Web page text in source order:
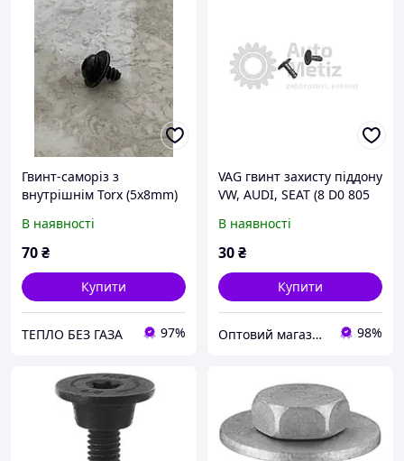
Гвинт-саморіз з
внутрішнім Torx (5x8mm)
AUDI/VW/Skoda Болт VAG
N10411402 оригінал
В наявності
70₴
Купити
ТЕПЛО БЕЗ ГАЗА 97%
VAG гвинт захисту піддону
VW, AUDI, SEAT (8 D0 805
В наявності
30₴
Купити
Оптовий магазин/склад автозапчастин "Auto Metiz Store" 98%